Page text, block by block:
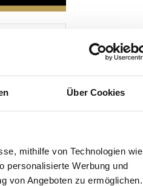
Über Cookies
mithilfe von Technologien wie
personalisierte Werbung und
von Angeboten zu ermöglichen.